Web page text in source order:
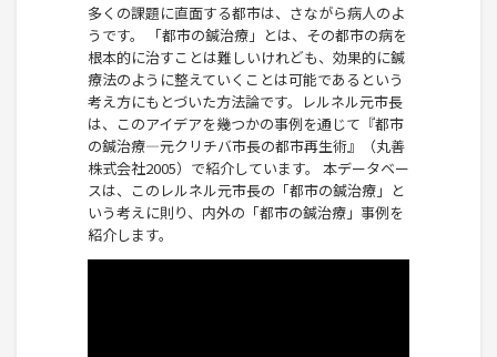
多くの課題に直面する都市は、さながら病人のよ
うです。 「都市の鍼治療」とは、その都市の病を
根本的に治すことは難しいけれども、効果的に鍼
療法のように整えていくことは可能であるという
考え方にもとづいた方法論です。レルネル元市長
は、このアイデアを幾つかの事例を通じて『都市
の鍼治療―元クリチバ市長の都市再生術』（丸善
株式会社2005）で紹介しています。 本データベー
スは、このレルネル元市長の「都市の鍼治療」と
いう考えに則り、内外の「都市の鍼治療」事例を
紹介します。